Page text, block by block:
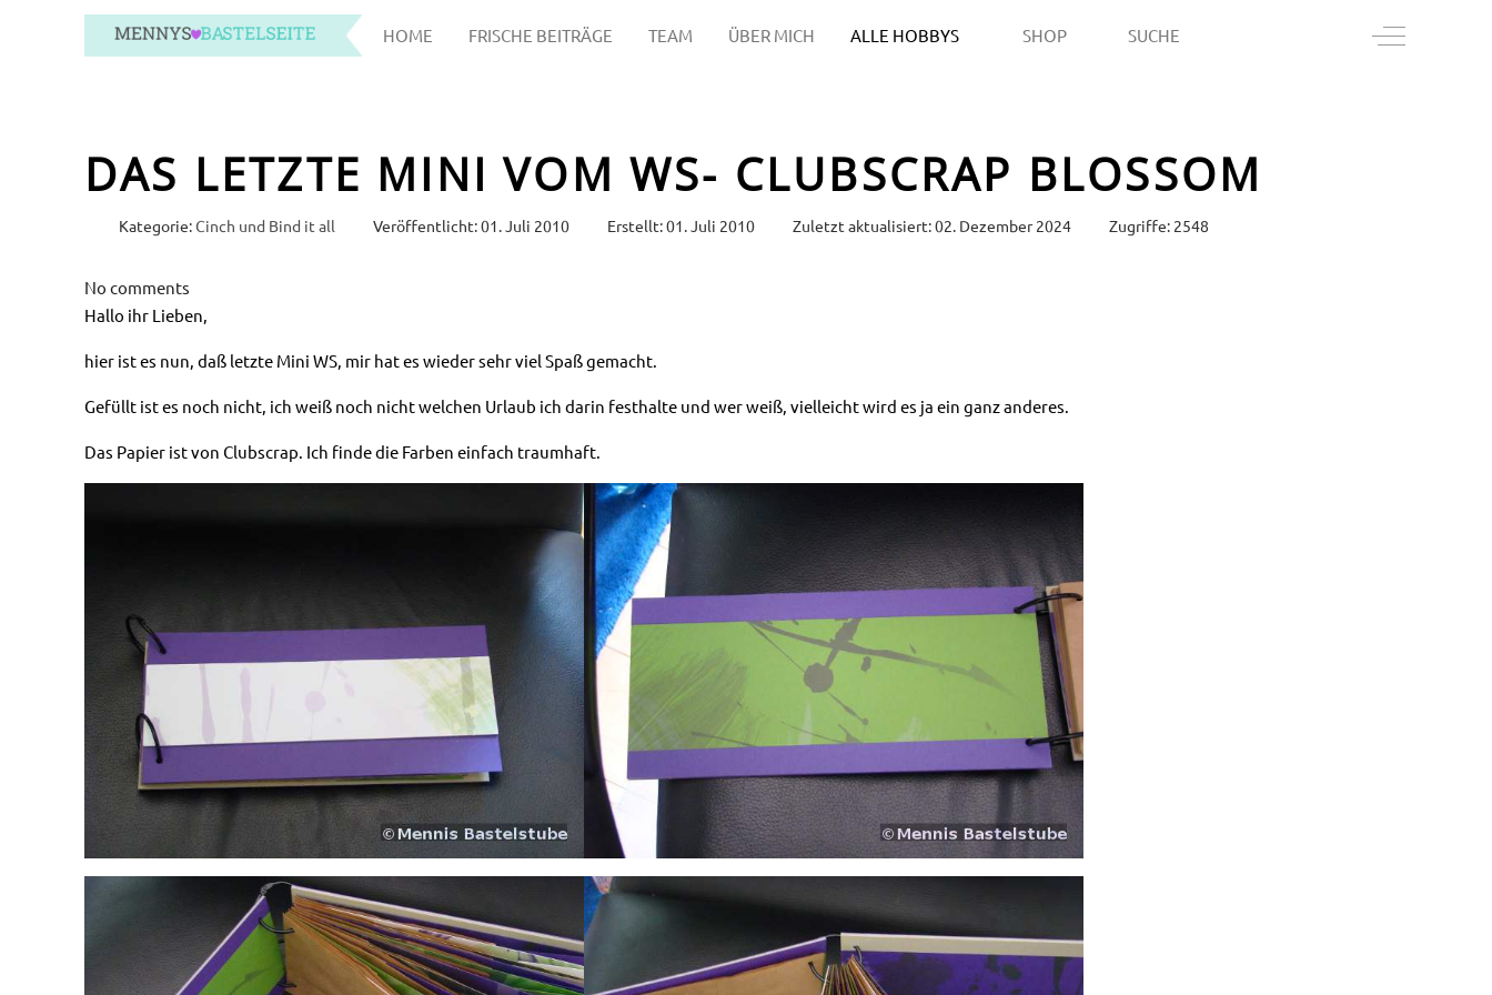
HOME FRISCHE BEITRÄGE TEAM ÜBER MICH ALLE HOBBYS SHOP SUCHE Off-Canvas
DAS LETZTE MINI VOM WS- CLUBSCRAP BLOSSOM
Kategorie:Cinch und Bind it all Veröffentlicht: 01. Juli 2010 Erstellt: 01. Juli 2010 Zuletzt aktualisiert: 02. Dezember 2024 Zugriffe: 2548
No comments
Hallo ihr Lieben,
hier ist es nun, daß letzte Mini WS, mir hat es wieder sehr viel Spaß gemacht.
Gefüllt ist es noch nicht, ich weiß noch nicht welchen Urlaub ich darin festhalte und wer weiß, vielleicht wird es ja ein ganz anderes.
Das Papier ist von Clubscrap. Ich finde die Farben einfach traumhaft.